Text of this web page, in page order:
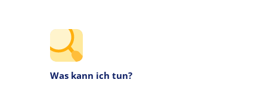
Was kann ich tun?